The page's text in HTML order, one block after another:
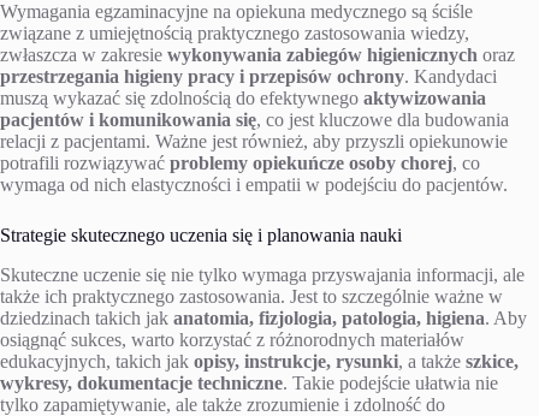
Wymagania egzaminacyjne na opiekuna medycznego są ściśle
związane z umiejętnością praktycznego zastosowania wiedzy,
zwłaszcza w zakresie wykonywania zabiegów higienicznych oraz
przestrzegania higieny pracy i przepisów ochrony. Kandydaci
muszą wykazać się zdolnością do efektywnego aktywizowania
pacjentów i komunikowania się, co jest kluczowe dla budowania
relacji z pacjentami. Ważne jest również, aby przyszli opiekunowie
potrafili rozwiązywać problemy opiekuńcze osoby chorej, co
wymaga od nich elastyczności i empatii w podejściu do pacjentów.
Strategie skutecznego uczenia się i planowania nauki
Skuteczne uczenie się nie tylko wymaga przyswajania informacji, ale
także ich praktycznego zastosowania. Jest to szczególnie ważne w
dziedzinach takich jak anatomia, fizjologia, patologia, higiena. Aby
osiągnąć sukces, warto korzystać z różnorodnych materiałów
edukacyjnych, takich jak opisy, instrukcje, rysunki, a także szkice,
wykresy, dokumentacje techniczne. Takie podejście ułatwia nie
tylko zapamiętywanie, ale także zrozumienie i zdolność do